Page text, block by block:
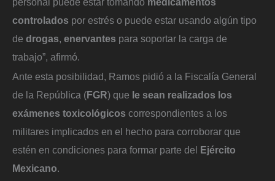
controlados por estrés o puede estar usando algún tipo
de drogas, enervantes para soportar la carga de
trabajo”, afirmó.
Ante esta posibilidad, Ramos pidió a la Fiscalía General
de la República (FGR) que le sean realizados los
exámenes toxicológicos correspondientes a los
militares implicados en el hecho para corroborar que
estén en condiciones para formar parte del Ejército
Mexicano.